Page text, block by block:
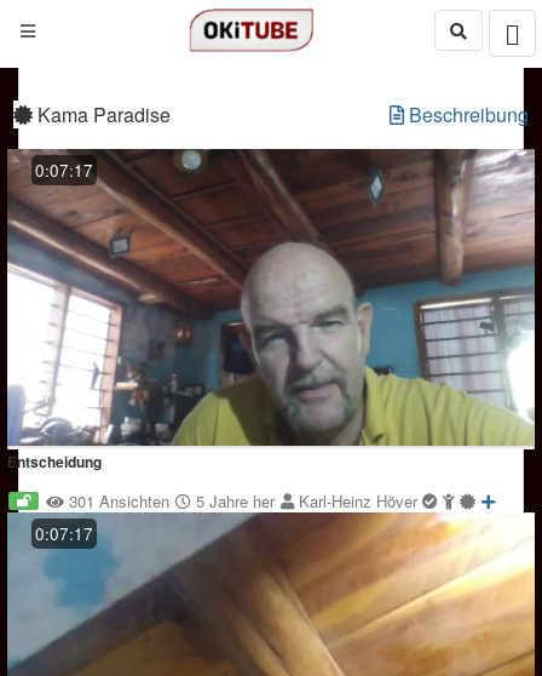
Kama Paradise Beschreibung
0:07:17
Entscheidung
301 Ansichten 5 Jahre her
Karl-Heinz Höver
0:07:17